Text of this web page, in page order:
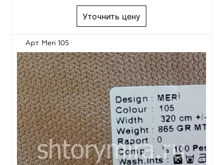
Уточнить цену
Арт. Meri 105